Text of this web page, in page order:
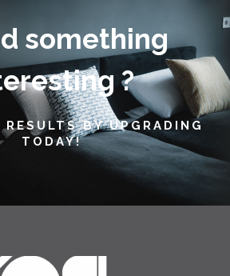
something
?
BY UPGRADING
TODAY!